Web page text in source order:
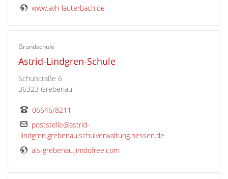
www.avh-lauterbach.de
Grundschule
Astrid-Lindgren-Schule
Schulstraße 6
36323 Grebenau
06646/8211
poststelle@astrid-
lindgren.grebenau.schulverwaltung.hessen.de
als-grebenau.jimdofree.com